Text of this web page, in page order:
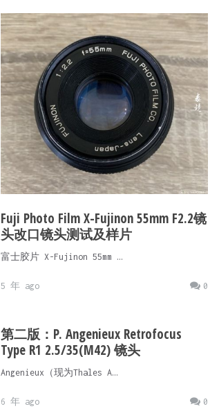
Fuji Photo Film X-Fujinon 55mm F2.2镜
头改口镜头测试及样片
富士胶片 X-Fujinon 55mm …
0
5 年 ago
第二版：P. Angenieux Retrofocus
Type R1 2.5/35(M42) 镜头
Angenieux（现为Thales A…
0
6 年 ago